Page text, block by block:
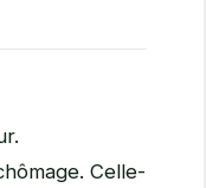
Celle-